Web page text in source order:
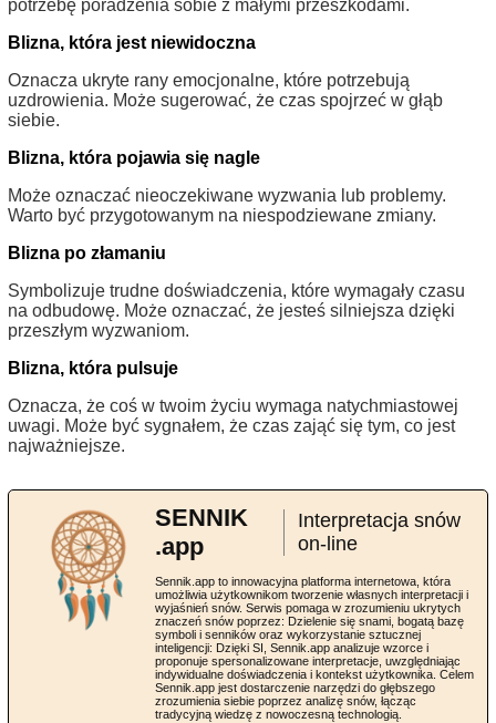
potrzebę poradzenia sobie z małymi przeszkodami.
Blizna, która jest niewidoczna
Oznacza ukryte rany emocjonalne, które potrzebują
uzdrowienia. Może sugerować, że czas spojrzeć w głąb
siebie.
Blizna, która pojawia się nagle
Może oznaczać nieoczekiwane wyzwania lub problemy.
Warto być przygotowanym na niespodziewane zmiany.
Blizna po złamaniu
Symbolizuje trudne doświadczenia, które wymagały czasu
na odbudowę. Może oznaczać, że jesteś silniejsza dzięki
przeszłym wyzwaniom.
Blizna, która pulsuje
Oznacza, że coś w twoim życiu wymaga natychmiastowej
uwagi. Może być sygnałem, że czas zająć się tym, co jest
najważniejsze.
SENNIK
.app
Interpretacja snów
on-line
Sennik.app to innowacyjna platforma internetowa, która
umożliwia użytkownikom tworzenie własnych interpretacji i
wyjaśnień snów. Serwis pomaga w zrozumieniu ukrytych
znaczeń snów poprzez: Dzielenie się snami, bogatą bazę
symboli i senników oraz wykorzystanie sztucznej
inteligencji: Dzięki SI, Sennik.app analizuje wzorce i
proponuje spersonalizowane interpretacje, uwzględniając
indywidualne doświadczenia i kontekst użytkownika. Celem
Sennik.app jest dostarczenie narzędzi do głębszego
zrozumienia siebie poprzez analizę snów, łącząc
tradycyjną wiedzę z nowoczesną technologią.